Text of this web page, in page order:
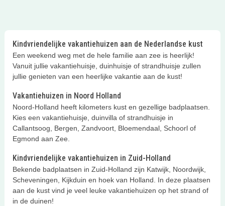
rolstoelvriendelijke vakantiewoningen
op leuke, kindvriendelijke
vakantieparken en campings in
Nederland!
Kindvriendelijke vakantiehuizen aan de Nederlandse kust
Een weekend weg met de hele familie aan zee is heerlijk!
Vanuit jullie vakantiehuisje, duinhuisje of strandhuisje zullen
jullie genieten van een heerlijke vakantie aan de kust!
Vakantiehuizen in Noord Holland
Noord-Holland heeft kilometers kust en gezellige badplaatsen.
Kies een vakantiehuisje, duinvilla of strandhuisje in
Callantsoog, Bergen, Zandvoort, Bloemendaal, Schoorl of
Egmond aan Zee.
Kindvriendelijke vakantiehuizen in Zuid-Holland
Bekende badplaatsen in Zuid-Holland zijn Katwijk, Noordwijk,
Scheveningen, Kijkduin en hoek van Holland. In deze plaatsen
aan de kust vind je veel leuke vakantiehuizen op het strand of
in de duinen!